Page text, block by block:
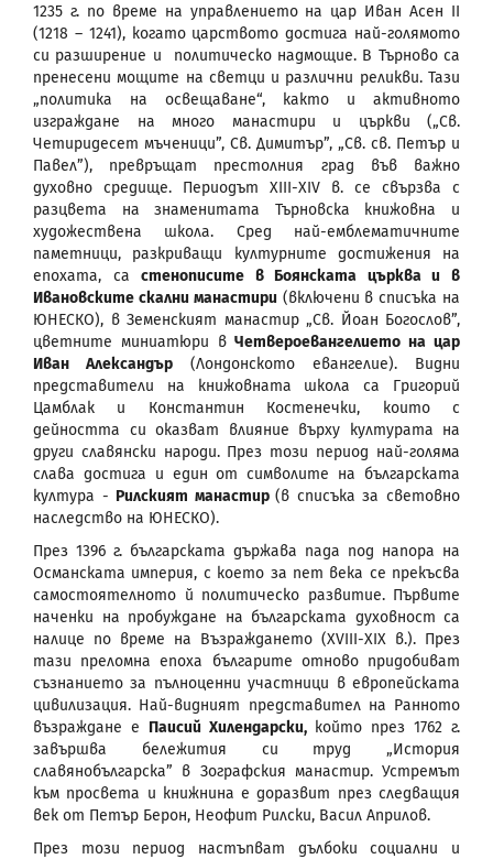
1235 г. по време на управлението на цар Иван Асен II
(1218 – 1241), когато царството достига най-голямото
си разширение и политическо надмощие. В Търново са
пренесени мощите на светци и различни реликви. Тази
„политика на освещаване“, както и активното
изграждане на много манастири и църкви („Св.
Четиридесет мъченици”, Св. Димитър”, „Св. св. Петър и
Павел”), превръщат престолния град във важно
духовно средище. Периодът XIII-XIV в. се свързва с
разцвета на знаменитата Търновска книжовна и
художествена школа. Сред най-емблематичните
паметници, разкриващи културните достижения на
епохата, састенописите в Боянската църква и в
Ивановските скални манастири (включени в списъка на
ЮНЕСКО), в Земенският манастир „Св. Йоан Богослов”,
цветните миниатюри вЧетвероевангелието на цар
Иван Александър (Лондонското евангелие). Видни
представители на книжовната школа са Григорий
Цамблак и Константин Костенечки, които с
дейността си оказват влияние върху културата на
други славянски народи. През този период най-голяма
слава достига и един от символите на българската
култура - Рилският манастир(в списъка за световно
наследство на ЮНЕСКО).
През 1396 г. българската държава пада под напора на
Османската империя, с което за пет века се прекъсва
самостоятелното й политическо развитие. Първите
наченки на пробуждане на българската духовност са
налице по време на Възраждането (XVIII-XIX в.). През
тази преломна епоха българите отново придобиват
съзнанието за пълноценни участници в европейската
цивилизация. Най-видният представител на Ранното
възраждане е Паисий Хилендарски,който през 1762 г.
завършва бележития си труд „История
славянобългарска” в Зографския манастир. Устремът
към просвета и книжнина е доразвит през следващия
век от Петър Берон, Неофит Рилски, Васил Априлов.
През този период настъпват дълбоки социални и